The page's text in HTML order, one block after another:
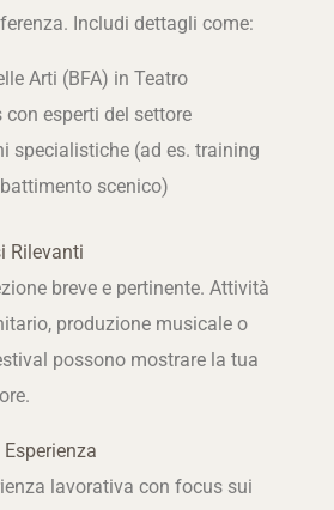
Includi dettagli come:
Arti (BFA) in Teatro
con esperti del settore
specialistiche (ad es. training
scenico)
Rilevanti
breve e pertinente. Attività
produzione musicale o
possono mostrare la tua
lavorativa con focus sui